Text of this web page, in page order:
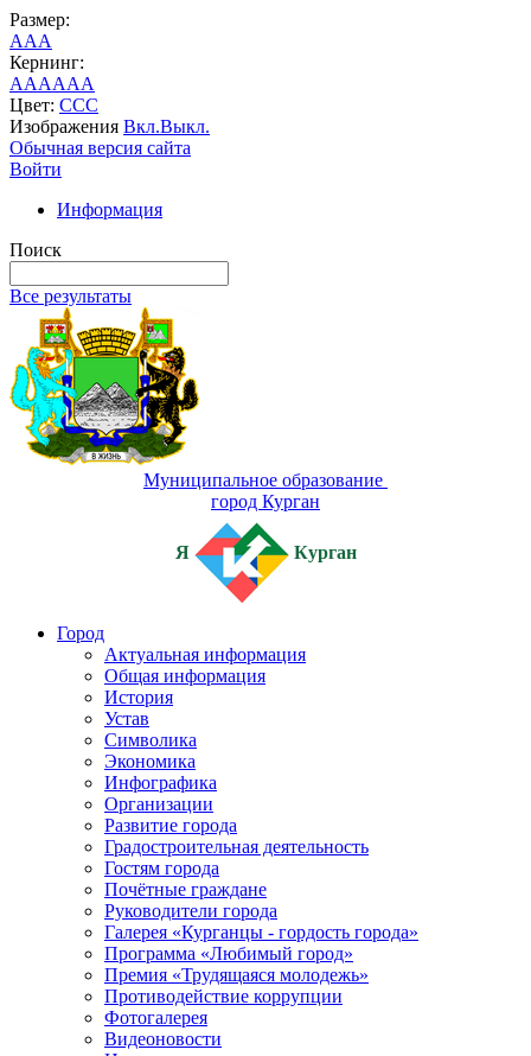
Размер:
AAA
Кернинг:
AAAAAA
Цвет: CCC
Изображения Вкл.Выкл.
Обычная версия сайта
Войти
Информация
Поиск
Все результаты
Муниципальное образование
город Курган
Я Курган
Город
Актуальная информация
Общая информация
История
Устав
Символика
Экономика
Инфографика
Организации
Развитие города
Градостроительная деятельность
Гостям города
Почётные граждане
Руководители города
Галерея «Курганцы - гордость города»
Программа «Любимый город»
Премия «Трудящаяся молодежь»
Противодействие коррупции
Фотогалерея
Видеоновости